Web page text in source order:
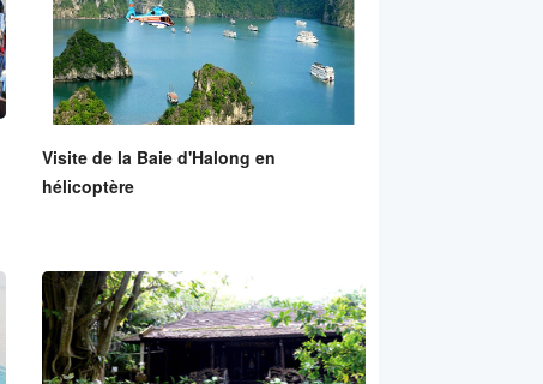
Visite de la Baie d'Halong en
hélicoptère